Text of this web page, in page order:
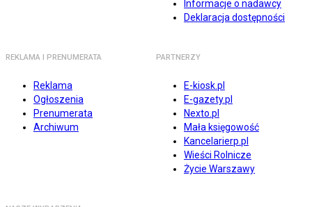
Informacje o nadawcy
Deklaracja dostępności
REKLAMA I PRENUMERATA
Reklama
Ogłoszenia
Prenumerata
Archiwum
PARTNERZY
E-kiosk.pl
E-gazety.pl
Nexto.pl
Mała księgowość
Kancelarierp.pl
Wieści Rolnicze
Życie Warszawy